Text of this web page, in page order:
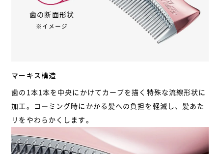
歯の断面形状
※イメージ
マーキス構造
歯の1本1本を中央にかけてカーブを描く特殊な流線形状に
加工。コーミング時にかかる髪への負担を軽減し、髪あた
リをやわらかくします。